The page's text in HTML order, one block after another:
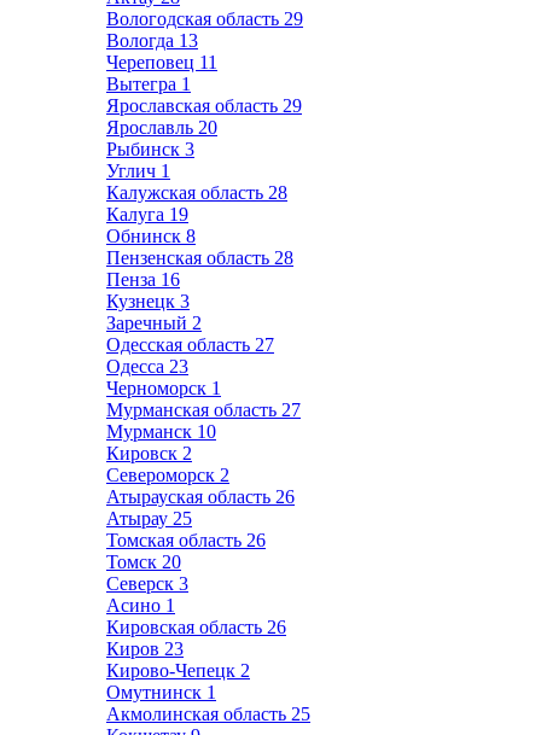
Вологодская область 29
Вологда 13
Череповец 11
Вытегра 1
Ярославская область 29
Ярославль 20
Рыбинск 3
Углич 1
Калужская область 28
Калуга 19
Обнинск 8
Пензенская область 28
Пенза 16
Кузнецк 3
Заречный 2
Одесская область 27
Одесса 23
Черноморск 1
Мурманская область 27
Мурманск 10
Кировск 2
Североморск 2
Атырауская область 26
Атырау 25
Томская область 26
Томск 20
Северск 3
Асино 1
Кировская область 26
Киров 23
Кирово-Чепецк 2
Омутнинск 1
Акмолинская область 25